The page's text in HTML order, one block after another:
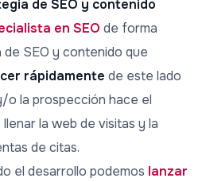
de SEO y contenido
en SEO de forma
SEO y contenido que
rápidamente de este lado
o la prospección hace el
la web de visitas y la
de citas.
el desarrollo podemos lanzar